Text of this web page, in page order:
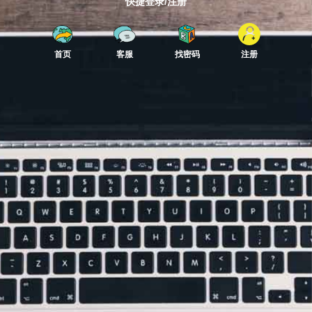
首页 客服 找密码 注册